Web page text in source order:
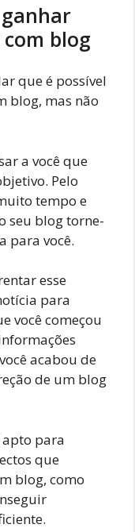
blog
que é possível
blog, mas não
a você que
Pelo
tempo e
seu blog torne-
para você.
esse
para
você começou
acabou de
de um blog
apto para
que
blog, como